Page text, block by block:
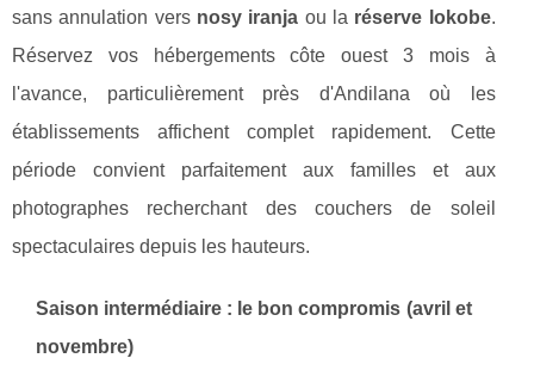
sans annulation vers nosy iranja ou la réserve lokobe.
Réservez vos hébergements côte ouest 3 mois à
l'avance, particulièrement près d'Andilana où les
établissements affichent complet rapidement. Cette
période convient parfaitement aux familles et aux
photographes recherchant des couchers de soleil
spectaculaires depuis les hauteurs.
Saison intermédiaire : le bon compromis (avril et
novembre)